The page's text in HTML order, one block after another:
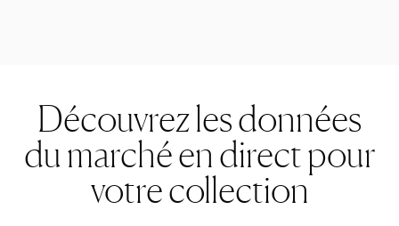
Découvrez les données
du marché en direct pour
votre collection